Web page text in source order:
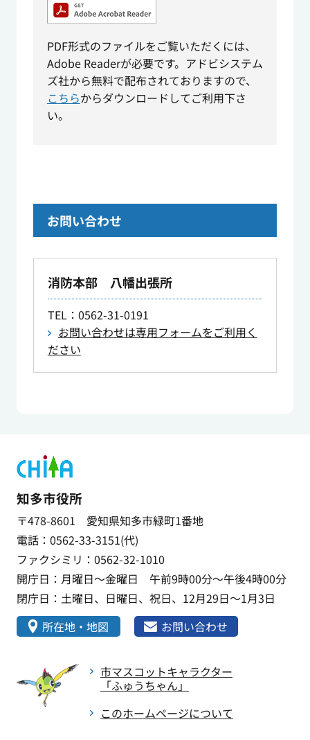
PDF形式のファイルをご覧いただくには、
Adobe Readerが必要です。アドビシステム
ズ社から無料で配布されておりますので、
こちらからダウンロードしてご利用下さ
い。
お問い合わせ
消防本部 八幡出張所
TEL：0562-31-0191
お問い合わせは専用フォームをご利用く
ださい
知多市役所
〒478-8601 愛知県知多市緑町1番地
電話：0562-33-3151(代)
ファクシミリ：0562-32-1010
開庁日：月曜日～金曜日 午前9時00分～午後4時00分
閉庁日：土曜日、日曜日、祝日、12月29日～1月3日
所在地・地図
お問い合わせ
市マスコットキャラクター
「ふゅうちゃん」
このホームページについて